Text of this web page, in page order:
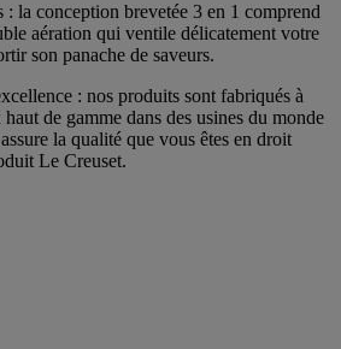
: la conception brevetée 3 en 1 comprend
aération qui ventile délicatement votre
son panache de saveurs.
: nos produits sont fabriqués à
de gamme dans des usines du monde
la qualité que vous êtes en droit
Le Creuset.